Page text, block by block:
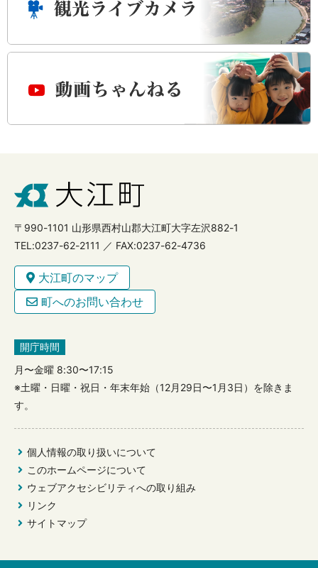
〒990-1101 山形県西村山郡大江町大字左沢882-1
TEL:0237-62-2111 ／ FAX:0237-62-4736
大江町のマップ
町へのお問い合わせ
開庁時間
月〜金曜 8:30〜17:15
※土曜・日曜・祝日・年末年始（12月29日〜1月3日）を除きま
す。
個人情報の取り扱いについて
このホームページについて
ウェブアクセシビリティへの取り組み
リンク
サイトマップ